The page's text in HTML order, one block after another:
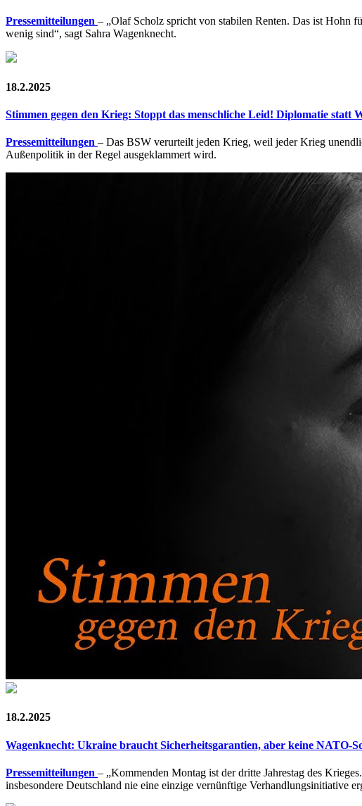
Pressemitteilungen – „Olaf Scholz spricht von stabilen Renten. Das ist Hohn
wenig sind“, sagt Sahra Wagenknecht.
18.2.2025
Stimmen gegen den Krieg: Stoppt das menschliche Leid! Diplomatie statt
Pressemitteilungen – Das BSW verurteilt jeden Krieg, weil jeder Krieg
Außenpolitik in der Regel ausgeklammert wird.
18.2.2025
Wagenknecht: Ukraine braucht Sicherheitsgarantien, aber keine NATO-
Pressemitteilungen – „Kommenden Montag ist der dritte Jahrestag des
insbesondere Deutschland nie eine einzige vernünftige Verhandlungsinitiative